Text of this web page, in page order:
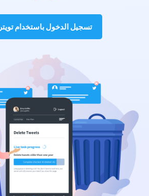
تسجيل الدخول باستخدام تويتر